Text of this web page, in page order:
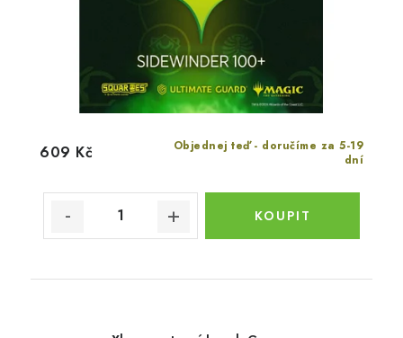
Objednej teď - doručíme za 5-19
dní
609 Kč